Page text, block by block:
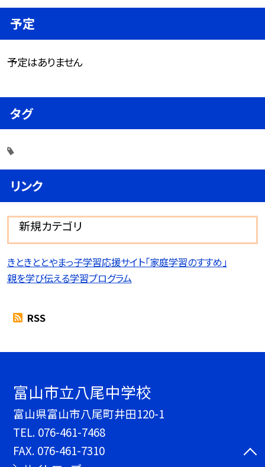
予定
予定はありません
タグ
リンク
新規カテゴリ
きときととやまっ子学習応援サイト「家庭学習のすすめ」
親を学び伝える学習プログラム
RSS
富山市立八尾中学校
富山県富山市八尾町井田120-1
TEL. 076-461-7468
FAX. 076-461-7310